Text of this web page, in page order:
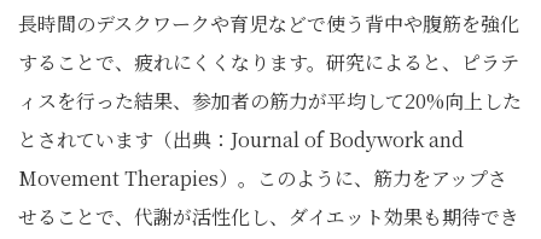
長時間のデスクワークや育児などで使う背中や腹筋を強化
することで、疲れにくくなります。研究によると、ピラテ
ィスを行った結果、参加者の筋力が平均して20%向上した
とされています（出典：Journal of Bodywork and
Movement Therapies）。このように、筋力をアップさ
せることで、代謝が活性化し、ダイエット効果も期待でき